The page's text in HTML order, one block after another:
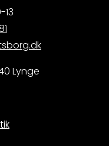
13
Lynge